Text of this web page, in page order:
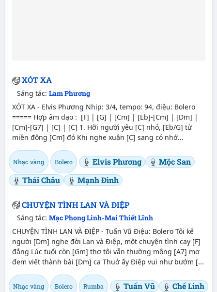
XÓT XA
Sáng tác: Lam Phương
XÓT XA - Elvis Phương Nhịp: 3/4, tempo: 94, điệu: Bolero
===== Hợp âm dạo : [F] | [G] | [Cm] | [Eb]-[Cm] | [Dm] |
[Cm]-[G7] | [C] | [C] 1. Hỡi người yêu [C] nhỏ, [Eb/G] từ
miền đông [Cm] đó Khi nghe xuân [C] sang có nhớ...
Nhạc vàng Bolero Elvis Phương
Mộc San
Thái Châu
Mạnh Đình
CHUYỆN TÌNH LAN VÀ ĐIỆP
Sáng tác: Mạc Phong Linh-Mai Thiết Lĩnh
CHUYỆN TÌNH LAN VÀ ĐIỆP - Tuấn Vũ Điệu: Bolero Tôi kể
người [Dm] nghe đời Lan và Điệp, một chuyện tình cay [F]
đắng Lúc tuổi còn [Gm] thơ tôi vẫn thường mộng [A7] mơ
đem viết thành bài [Dm] ca Thuở ấy Điệp vui như bướm [...
Nhạc vàng Bolero Rumba Tuấn Vũ
Chế Linh